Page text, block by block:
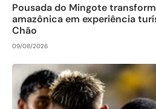
Pousada do Mingote
amazônica em experiência
Chão
09/08/2026